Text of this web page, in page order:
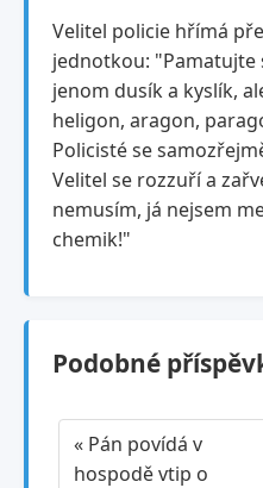
Velitel policie hřímá
jednotkou: "Pamatujte
jenom dusík a kyslík,
heligon, aragon,
Policisté se
Velitel se rozzuří a
nemusím, já nejsem
chemik!"
Podobné
« Pán povídá v
hospodě vtip o